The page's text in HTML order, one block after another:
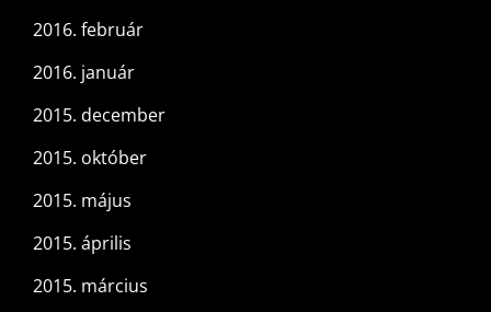
2016. február
2016. január
2015. december
2015. október
2015. május
2015. április
2015. március